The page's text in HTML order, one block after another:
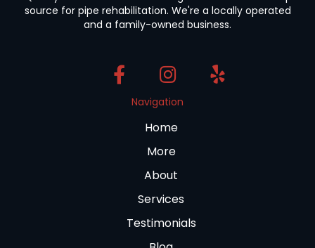
source for pipe rehabilitation. We're a locally operated
and a family-owned business.
Navigation
Home
More
About
Services
Testimonials